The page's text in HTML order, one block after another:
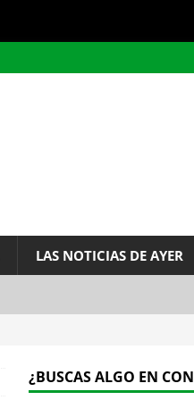
LAS NOTICIAS DE AYER
¿BUSCAS ALGO EN